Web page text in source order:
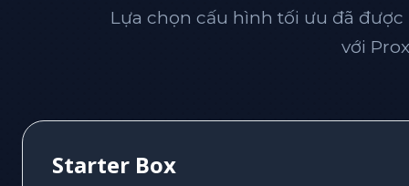
Lựa chọn cấu hình tối ưu đã
với
Starter Box